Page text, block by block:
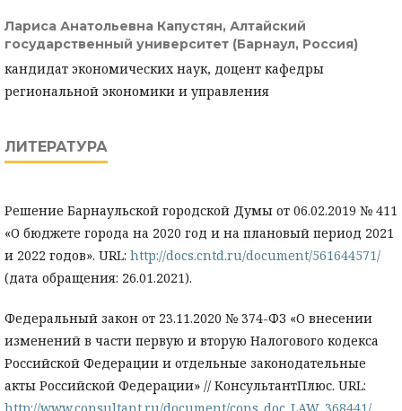
Лариса Анатольевна Капустян, Алтайский
государственный университет (Барнаул, Россия)
кандидат экономических наук, доцент кафедры
региональной экономики и управления
ЛИТЕРАТУРА
Решение Барнаульской городской Думы от 06.02.2019 № 411
«О бюджете города на 2020 год и на плановый период 2021
и 2022 годов». URL: http://docs.cntd.ru/document/561644571/
(дата обращения: 26.01.2021).
Федеральный закон от 23.11.2020 № 374-ФЗ «О внесении
изменений в части первую и вторую Налогового кодекса
Российской Федерации и отдельные законодательные
акты Российской Федерации» // КонсультантПлюс. URL: